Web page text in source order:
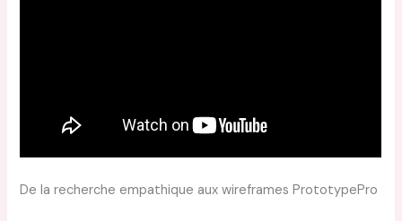
De la recherche empathique aux wireframes PrototypePro